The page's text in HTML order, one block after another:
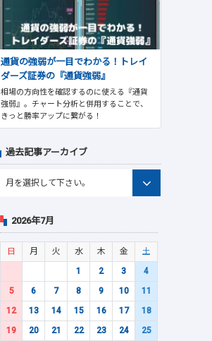
通貨の強弱が一目でわかる！トレイ
ダーズ証券の『通貨強弱』
相場の方向性を確認するのに使える『通貨
強弱』。チャート分析と併用することで、
きっと勝率アップに繋がる！
過去記事アーカイブ
2026年7月
日 月 火 水 木 金
土
1
2 3
4
5
6 7 8 9 10
11
12
13 14 15 16 17
18
19
20 21 22 23 24
25